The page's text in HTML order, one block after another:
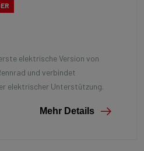
elektrische Version von
und verbindet
elektrischer Unterstützung.
Mehr Details